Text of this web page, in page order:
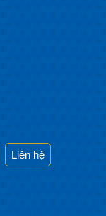
Liên hệ